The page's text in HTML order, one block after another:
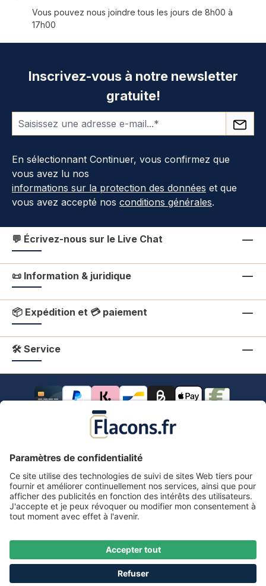
Vous pouvez nous joindre tous les jours de 8h00 à
17h00
Inscrivez-vous à notre newsletter
gratuite!
En sélectionnant Continuer, vous confirmez que
vous avez lu nos
informations sur la protection des données et que
vous avez accepté nos conditions générales.
💬 Écrivez-nous sur le Live Chat
📜 Information & juridique
📦 Expédition et 💳 paiement
🛠 Service
Tous les prix s'entendent TVA comprise.
Tous les prix incluent la TVA, plus les frais d'expédition
et les éventuels frais de livraison, sauf indication
contraire.
Mentions légales
Information & formulaire de rétractation
CGV avec informations aux clients